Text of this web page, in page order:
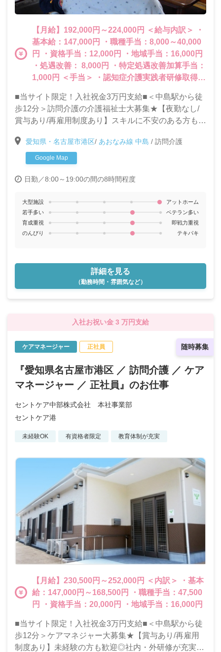
【月給】192,000円～224,000円 ＜給与内訳＞ ・
基本給：147,000円 ・職種手当：8,000～40,000
円 ・資格手当：12,000円 ・地域手当：16,000円
・処遇改善： 8,000円 ・特定処遇改善加算手当：
1,000円 ＜手当＞ ・認知症介護実践者研修取得
金＋特定処遇加算） (例）週5日勤務ケアス
タッフ：総額27万1,000円＜12月と5月に支給＞
・賞与あり ・昇給あり
■当サイト限定！入社祝金3万円支給■＜中島駅から徒
歩12分＞訪問介護の介護福祉士大募集★【夜勤なし/
賞与あり/再雇用制度あり】スキルに不安のある方も歓
スタート♪
愛知県・名古屋市港区/ あおなみ線 中島 / 訪問介護
Google Map
日勤／8:00～19:00の間の8時間程度
大型施設
アットホーム
若手多い
ベテラン多い
育成重視
即戦力重視
のんびり
テキパキ
詳細を見る
（勤務時間・雰囲気など）
入社お祝い金 3 万円支給
随時募集
ケアマネージャー 正社員
『愛知県名古屋市港区 ／ 訪問介護 ／ ケア
マネージャー ／ 正社員』のお仕事
セントケア中部株式会社 本社事業部
セントケア港
未経験OK 有資格者限定 教育体制が充実
【月給】230,500円～252,000円 ＜内訳＞ ・基本
給：147,000円～168,500円 ・職種手当：47,500
円 ・資格手当：20,000円 ・地域手当：16,000円
■当サイト限定！入社祝金3万円支給■＜中島駅から徒
歩12分＞ケアマネジャー大募集★【賞与あり/再雇用
制度あり】未経験の方も歓迎◎社内・外研修が充実し